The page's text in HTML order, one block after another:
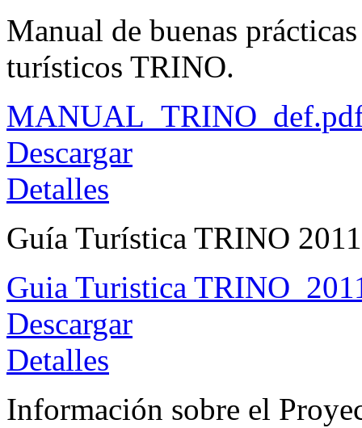
Manual de buenas
turísticos TRINO.
Descargar
Detalles
Guía Turística TRINO
Guia Turistica
Descargar
Detalles
Información sobre el